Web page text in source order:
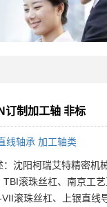
订制加工轴 非标
线轴承 加工轴类
：沈阳柯瑞艾特精密机
TBI滚珠丝杠、南京工
滚珠丝杠、上银直线